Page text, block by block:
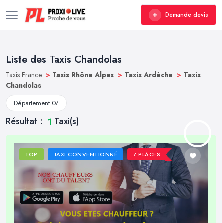
Demande devis
Liste des Taxis Chandolas
Taxis France > Taxis Rhône Alpes > Taxis Ardèche > Taxis
Chandolas
Département 07
Résultat : 1 Taxi(s)
TOP TAXI CONVENTIONNÉ 7 PLACES